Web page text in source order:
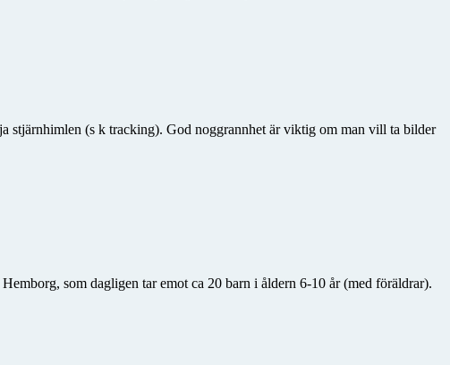
stjärnhimlen (s k tracking). God noggrannhet är viktig om man vill ta bilder
som dagligen tar emot ca 20 barn i åldern 6-10 år (med föräldrar).